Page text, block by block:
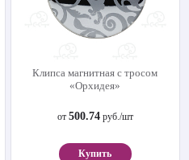
Клипса магнитная с тросом
«Орхидея»
от 500.74руб./шт
Купить